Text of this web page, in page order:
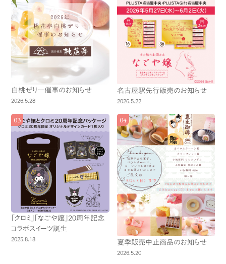
白桃ぜりー催事のお知らせ
2026.5.28
名古屋駅先行販売のお知らせ
2026.5.22
「クロミ」「なごや嬢」20周年記念
コラボスイーツ誕生
2025.8.18 夏季販売中止商品のお知らせ
2026.5.20